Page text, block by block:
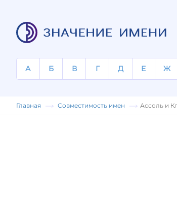
А Б В Г Д Е Ж
Главная Совместимость имен Ассоль и